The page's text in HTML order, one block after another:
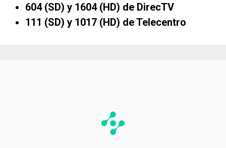
604 (SD) y 1604 (HD) de DirecTV
111 (SD) y 1017 (HD) de Telecentro